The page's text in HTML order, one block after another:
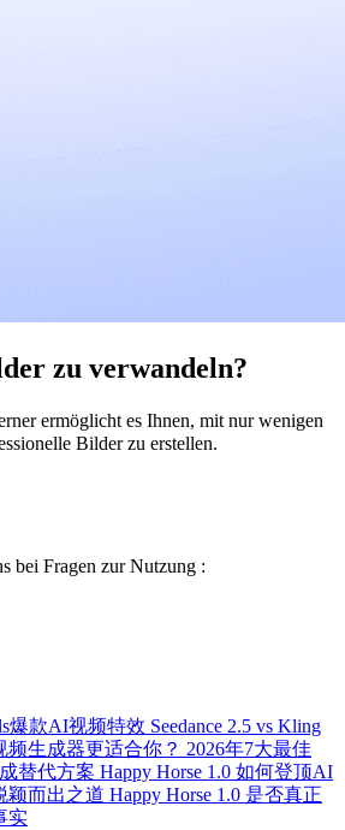
zu verwandeln?
ermöglicht es Ihnen, mit nur wenigen
Bilder zu erstellen.
bei Fragen zur Nutzung :
爆款AI视频特效 Seedance 2.5 vs Kling
频生成器更适合你？ 2026年7大最佳
替代方案 Happy Horse 1.0 如何登顶AI
颖而出之道 Happy Horse 1.0 是否真正
实